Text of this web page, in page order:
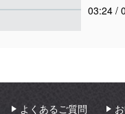
Current
03:24 /
よくあるご質問